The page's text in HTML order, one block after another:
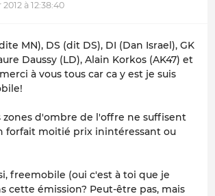
à 12:38:40
MN), DS (dit DS), DI (Dan Israel), GK
Daussy (LD), Alain Korkos (AK47) et
à vous tous car ca y est je suis
zones d'ombre de l'offre ne suffisent
forfait moitié prix inintéressant ou
freemobile (oui c'est à toi que je
cette émission? Peut-être pas, mais